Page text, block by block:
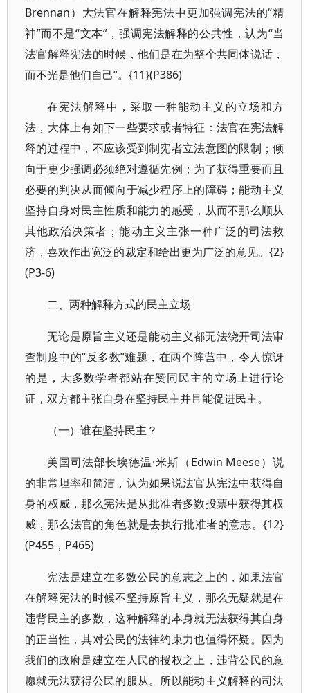
Brennan）大法官在解释宪法中更加强调宪法的“精
神”而不是“文本”，强调宪法解释的公共性，认为“当
法官解释宪法的时候，他们是在为整个共同体说话，
而不光是他们自己”。{11}(P386)
在宪法解释中，采取一种能动主义的立场和方
法，大体上有如下一些要求或者特征：法官在宪法解
释的过程中，不应该受到制宪者立法意图的限制；倾
向于更少强调必须绝对遵循先例；为了获得重要而且
必要的判决从而倾向于减少程序上的障碍；能动主义
坚持自身对民主性质和能力的感受，从而不那么顺从
其他政治决策者；能动主义主张一种广泛的司法救
济，喜欢作出宽泛的裁定和给出更为广泛的意见。{2}
(P3-6)
二、两种解释方式的民主立场
无论是原旨主义还是能动主义都无法绕开司法审
查制度中的“反多数”难题，在两个阵营中，令人惊讶
的是，大多数学者都站在赞同民主的立场上进行论
证，双方都主张自身在坚持民主并且能促进民主。
（一）谁在坚持民主？
美国司法部长埃德温·米斯（Edwin Meese）说
的非常坦率和简洁，认为如果说法官从宪法中获得自
身的权威，那么宪法是从批准者多数投票中获得其权
威，那么法官的角色就是去执行批准者的意志。{12}
(P455，P465)
宪法是建立在多数公民的意志之上的，如果法官
在解释宪法的时候不坚持原旨主义，那么无疑就是在
违背民主的多数，这种解释的本身就无法获得其自身
的正当性，其对公民的法律约束力也值得怀疑。因为
我们的政府是建立在人民的授权之上，违背公民的意
愿就无法获得公民的服从。所以能动主义解释的司法